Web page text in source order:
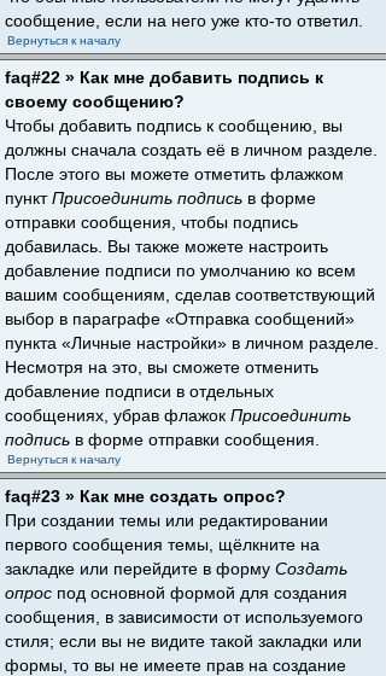
сообщение, если на него уже кто-то ответил.
Вернуться к началу
faq#22 » Как мне добавить подпись к
своему сообщению?
Чтобы добавить подпись к сообщению, вы
должны сначала создать её в личном разделе.
После этого вы можете отметить флажком
пунктПрисоединить подпись в форме
отправки сообщения, чтобы подпись
добавилась. Вы также можете настроить
добавление подписи по умолчанию ко всем
вашим сообщениям, сделав соответствующий
выбор в параграфе «Отправка сообщений»
пункта «Личные настройки» в личном разделе.
Несмотря на это, вы сможете отменить
добавление подписи в отдельных
сообщениях, убрав флажок Присоединить
подпись в форме отправки сообщения.
Вернуться к началу
faq#23 » Как мне создать опрос?
При создании темы или редактировании
первого сообщения темы, щёлкните на
закладке или перейдите в форму Создать
опрос под основной формой для создания
сообщения, в зависимости от используемого
стиля; если вы не видите такой закладки или
формы, то вы не имеете прав на создание